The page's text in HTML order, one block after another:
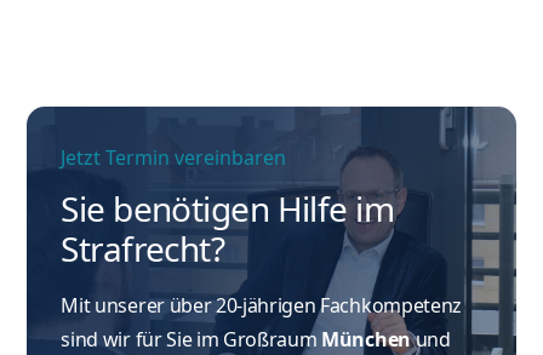
Jetzt Termin vereinbaren
Sie benötigen Hilfe im
Strafrecht?
Mit unserer über 20-jährigen Fachkompetenz
sind wir für Sie im Großraum Münchenund